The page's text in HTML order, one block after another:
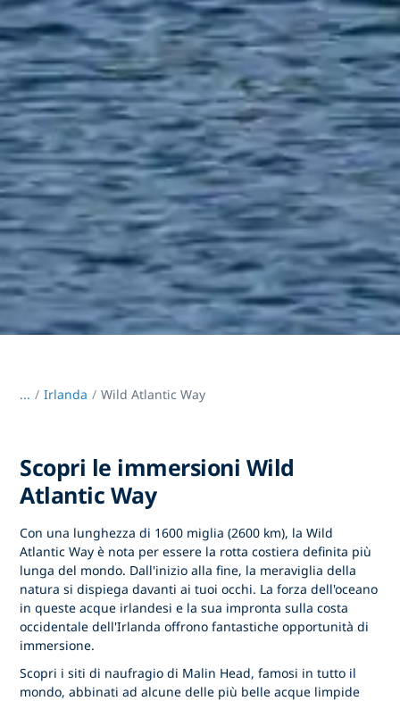
... / Irlanda Wild Atlantic Way
Scopri le immersioni Wild
Atlantic Way
Con una lunghezza di 1600 miglia (2600 km), la Wild
Atlantic Way è nota per essere la rotta costiera definita più
lunga del mondo. Dall'inizio alla fine, la meraviglia della
natura si dispiega davanti ai tuoi occhi. La forza dell'oceano
in queste acque irlandesi e la sua impronta sulla costa
occidentale dell'Irlanda offrono fantastiche opportunità di
immersione.
Scopri i siti di naufragio di Malin Head, famosi in tutto il
mondo, abbinati ad alcune delle più belle acque limpide